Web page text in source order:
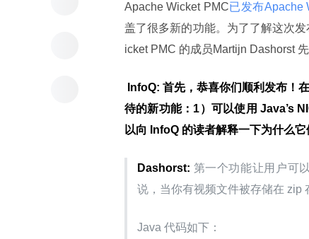
Apache Wicket PMC已发布Apache
盖了很多新的功能。为了了解这次
icket PMC 的成员Martijn Dashorst 先
待的新功能：1）可以使用 Java’s
以向 InfoQ 的读者解释一下为什么它
Dashorst: 第一个功能让用户可
说，当你有视频文件被存储在 zip
Java 代码如下：